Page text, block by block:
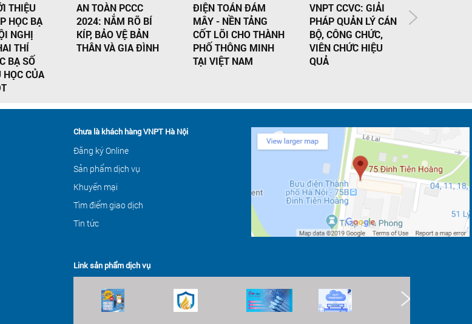
THIỆU
HỌC BẠ
NGHỊ
THÍ
BẠ SỐ
HỌC CỦA
AN TOÀN PCCC
2024: NẮM RÕ BÍ
KÍP, BẢO VỆ BẢN
THÂN VÀ GIA ĐÌNH
ĐIỆN TOÁN ĐÁM
MÂY - NỀN TẢNG
CỐT LÕI CHO THÀNH
PHỐ THÔNG MINH
TẠI VIỆT NAM
VNPT CCVC: GIẢI
PHÁP QUẢN LÝ CÁN
BỘ, CÔNG CHỨC,
VIÊN CHỨC HIỆU
QUẢ
Chưa là khách hàng VNPT Hà Nội
Đăng ký Online
Sản phẩm dịch vụ
Khuyến mại
Tìm điểm giao dịch
Tin tức
Link sản phẩm dịch vụ